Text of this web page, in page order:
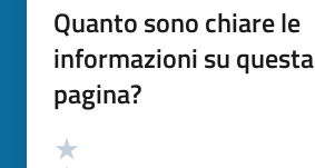
Quanto sono chiare le
informazioni su questa
pagina?
Valutazione